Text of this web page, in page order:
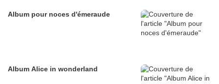
Album pour noces d'émeraude
Album Alice in wonderland